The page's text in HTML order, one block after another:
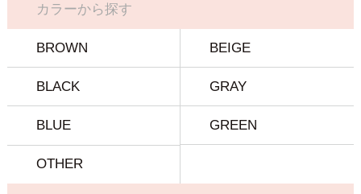
カラーから探す
BROWN BEIGE
BLACK GRAY
BLUE GREEN
OTHER